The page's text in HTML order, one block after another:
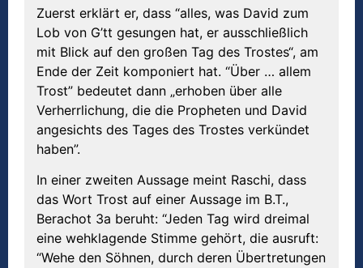
Zuerst erklärt er, dass “alles, was David zum
Lob von G’tt gesungen hat, er ausschließlich
mit Blick auf den großen Tag des Trostes“, am
Ende der Zeit komponiert hat. “Über … allem
Trost” bedeutet dann „erhoben über alle
Verherrlichung, die die Propheten und David
angesichts des Tages des Trostes verkündet
haben”.
In einer zweiten Aussage meint Raschi, dass
das Wort Trost auf einer Aussage im B.T.,
Berachot 3a beruht: “Jeden Tag wird dreimal
eine wehklagende Stimme gehört, die ausruft:
“Wehe den Söhnen, durch deren Übertretungen